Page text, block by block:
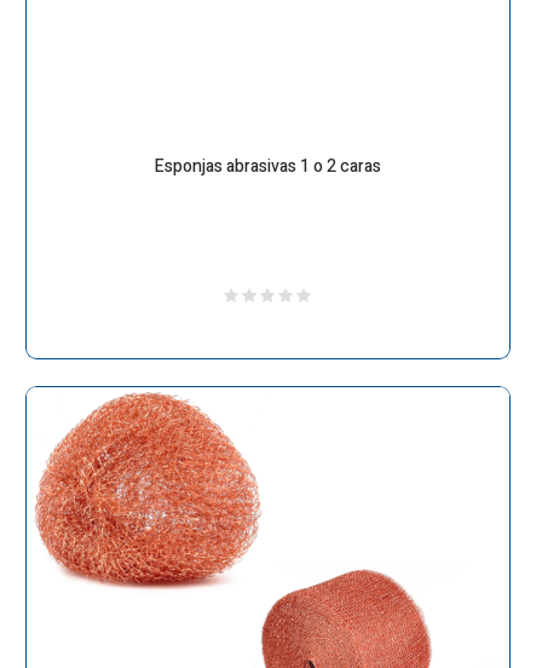
Esponjas abrasivas 1 o 2 caras